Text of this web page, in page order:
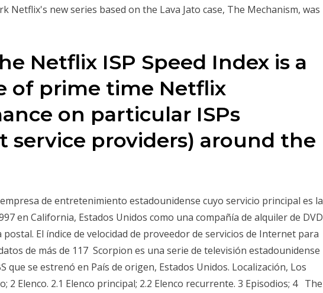
Netflix's new series based on the Lava Jato case, The Mechanism, was
Netflix ISP Speed Index is a
of prime time Netflix
on particular ISPs
service providers) around the
de entretenimiento estadounidense cuyo servicio principal es la
en California, Estados Unidos como una compañía de alquiler de DVD
El índice de velocidad de proveedor de servicios de Internet para
de más de 117 Scorpion es una serie de televisión estadounidense
que se estrenó en País de origen, Estados Unidos. Localización, Los
2 Elenco. 2.1 Elenco principal; 2.2 Elenco recurrente. 3 Episodios; 4 The